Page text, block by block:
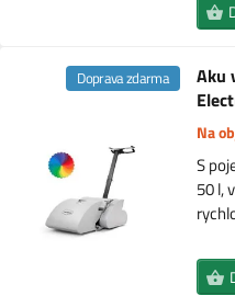
Aku
Doprava zdarma
Na
S
50 l,